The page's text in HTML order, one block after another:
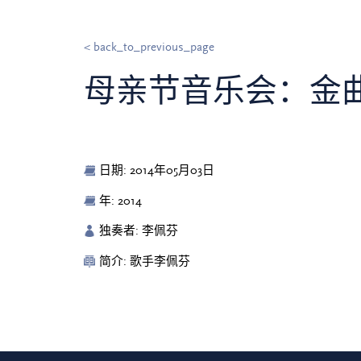
< back_to_previous_page
母亲节音乐会：金
日期: 2014年05月03日
年: 2014
独奏者: 李佩芬
简介: 歌手李佩芬